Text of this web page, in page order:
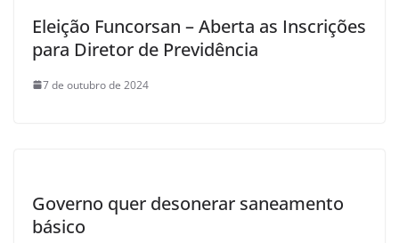
Eleição Funcorsan – Aberta as Inscrições
para Diretor de Previdência
7 de outubro de 2024
Governo quer desonerar saneamento
básico